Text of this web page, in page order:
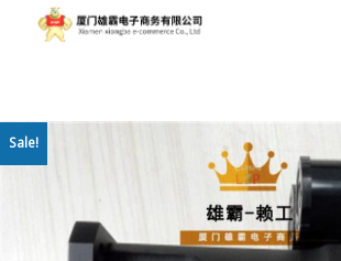
首页
Sale!